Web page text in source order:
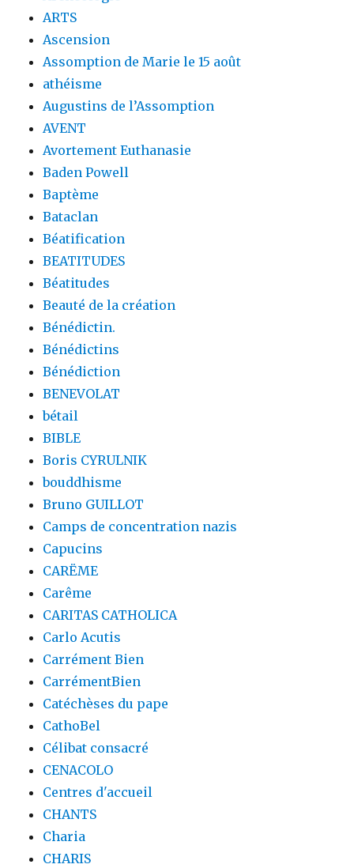
ARTS
Ascension
Assomption de Marie le 15 août
athéisme
Augustins de l’Assomption
AVENT
Avortement Euthanasie
Baden Powell
Baptème
Bataclan
Béatification
BEATITUDES
Béatitudes
Beauté de la création
Bénédictin.
Bénédictins
Bénédiction
BENEVOLAT
bétail
BIBLE
Boris CYRULNIK
bouddhisme
Bruno GUILLOT
Camps de concentration nazis
Capucins
CARËME
Carême
CARITAS CATHOLICA
Carlo Acutis
Carrément Bien
CarrémentBien
Catéchèses du pape
CathoBel
Célibat consacré
CENACOLO
Centres d'accueil
CHANTS
Charia
CHARIS